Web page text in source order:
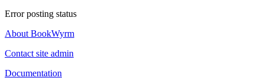
Error posting status
About BookWyrm
Contact site admin
Documentation